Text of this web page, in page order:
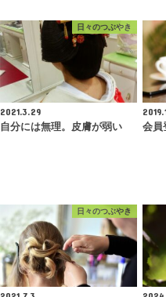
日々のつぶやき
2021.3.29
自分には無理。皮膚が弱い
会員
日々のつぶやき